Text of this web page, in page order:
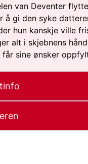
van Deventer
å gi den syke
hun kanskje ville
alt i skjebnens
får sine ønsker